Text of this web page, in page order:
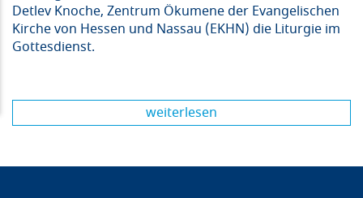
Detlev Knoche, Zentrum Ökumene der Evangelischen
Kirche von Hessen und Nassau (EKHN) die Liturgie im
Gottesdienst.
weiterlesen